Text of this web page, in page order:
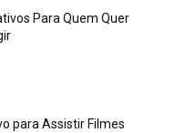
Para Quem Quer
para Assistir Filmes